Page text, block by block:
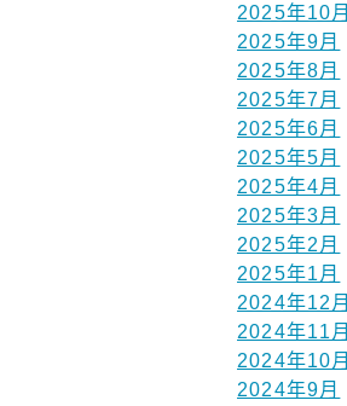
2025年10月
2025年9月
2025年8月
2025年7月
2025年6月
2025年5月
2025年4月
2025年3月
2025年2月
2025年1月
2024年12月
2024年11月
2024年10月
2024年9月